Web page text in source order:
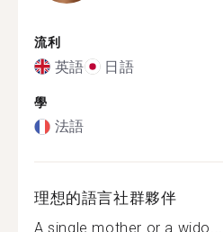
流利
英語 日語
學
法語
理想的語言社群夥伴
A single mother or a wido...